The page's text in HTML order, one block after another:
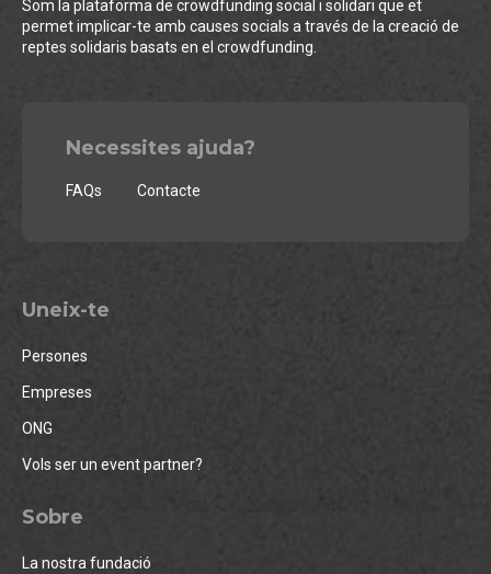
Som la plataforma de crowdfunding social i solidari que et
permet implicar-te amb causes socials a través de la creació de
reptes solidaris basats en el crowdfunding.
Necessites ajuda?
FAQs Contacte
Uneix-te
Persones
Empreses
ONG
Vols ser un event partner?
Sobre
La nostra fundació